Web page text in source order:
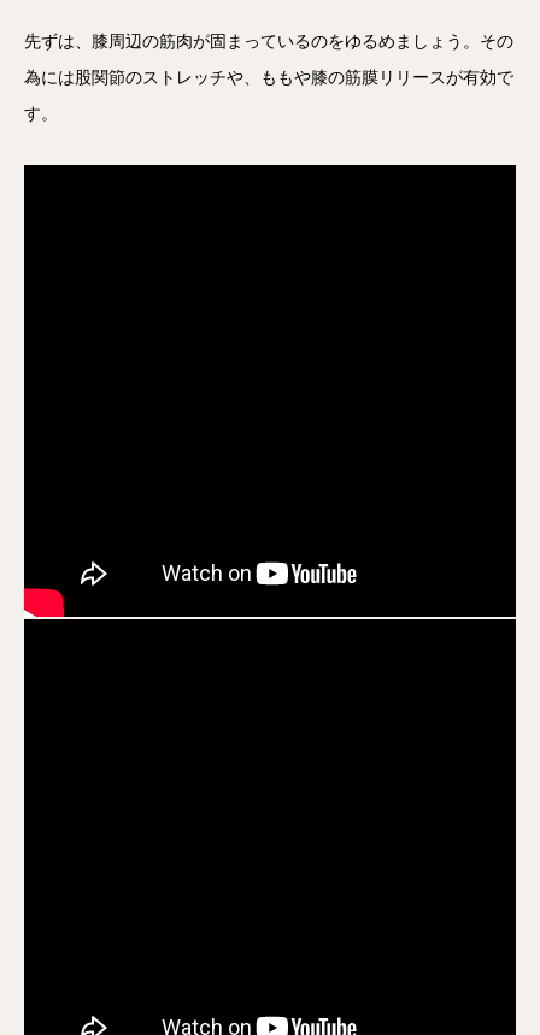
先ずは、膝周辺の筋肉が固まっているのをゆるめましょう。その
為には股関節のストレッチや、ももや膝の筋膜リリースが有効で
す。